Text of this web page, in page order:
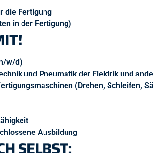
die Fertigung
in der Fertigung)
w/d)
und Pneumatik der Elektrik und
(Drehen, Schleifen,
Ausbildung